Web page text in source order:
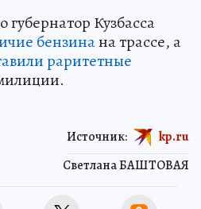
Кузбасса
бензинана трассе, а
раритетные
Светлана БАШТОВАЯ
Источник: kp.ru